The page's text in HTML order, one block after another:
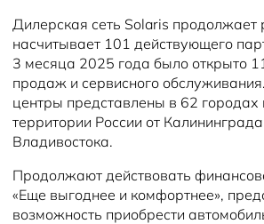
Дилерская сеть Solaris продолжает
насчитывает 101 действующего
3 месяца 2025 года было открыто
продаж и сервисного
центры представлены в 62 городах
территории России от
Владивостока.
Продолжают действовать
«Еще выгоднее и комфортнее»,
возможность приобрести